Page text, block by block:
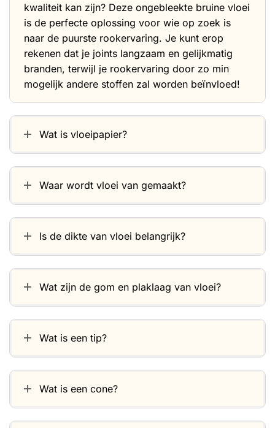
kwaliteit kan zijn? Deze ongebleekte bruine vloei
is de perfecte oplossing voor wie op zoek is
naar de puurste rookervaring. Je kunt erop
rekenen dat je joints langzaam en gelijkmatig
branden, terwijl je rookervaring door zo min
mogelijk andere stoffen zal worden beïnvloed!
Wat is vloeipapier?
Waar wordt vloei van gemaakt?
Is de dikte van vloei belangrijk?
Wat zijn de gom en plaklaag van vloei?
Wat is een tip?
Wat is een cone?